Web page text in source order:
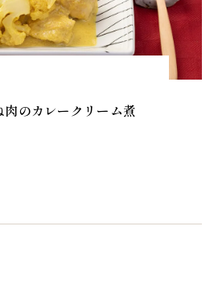
のカレークリーム煮